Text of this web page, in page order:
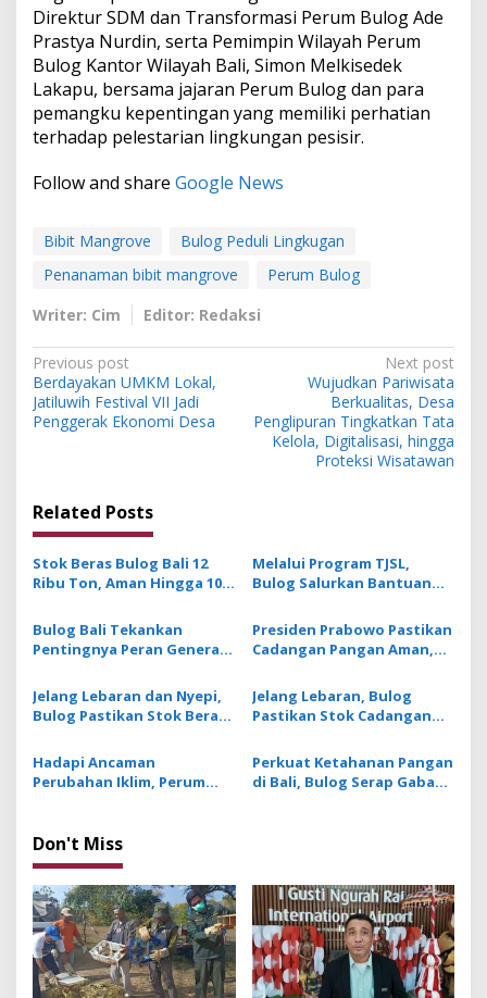
Direktur SDM dan Transformasi Perum Bulog Ade
Prastya Nurdin, serta Pemimpin Wilayah Perum
Bulog Kantor Wilayah Bali, Simon Melkisedek
Lakapu, bersama jajaran Perum Bulog dan para
pemangku kepentingan yang memiliki perhatian
terhadap pelestarian lingkungan pesisir.
Follow and share Google News
Bibit Mangrove
Bulog Peduli Lingkugan
Penanaman bibit mangrove
Perum Bulog
Writer: Cim
Editor: Redaksi
P
o
s
a
v
i
a
i
o
n
Previous post
Berdayakan UMKM Lokal,
Jatiluwih Festival VII Jadi
Penggerak Ekonomi Desa
Next post
Wujudkan Pariwisata
Berkualitas, Desa
Penglipuran Tingkatkan Tata
Kelola, Digitalisasi, hingga
Proteksi Wisatawan
Related Posts
Stok Beras Bulog Bali 12
Ribu Ton, Aman Hingga 10
Melalui Program TJSL,
Bulog Salurkan Bantuan
untuk Anak Asuh di Bali
Bulog Bali Tekankan
Pentingnya Peran Generasi
Pangan Nasional
Presiden Prabowo Pastikan
Cadangan Pangan Aman,
Pemerintah Sebanyak 4,88
Juta Ton
Jelang Lebaran dan Nyepi,
Bulog Pastikan Stok Beras
Masih Aman
Jelang Lebaran, Bulog
Pastikan Stok Cadangan
Hadapi Ancaman
Perubahan Iklim, Perum
Tabanan
Perkuat Ketahanan Pangan
di Bali, Bulog Serap Gabah
Don't Miss